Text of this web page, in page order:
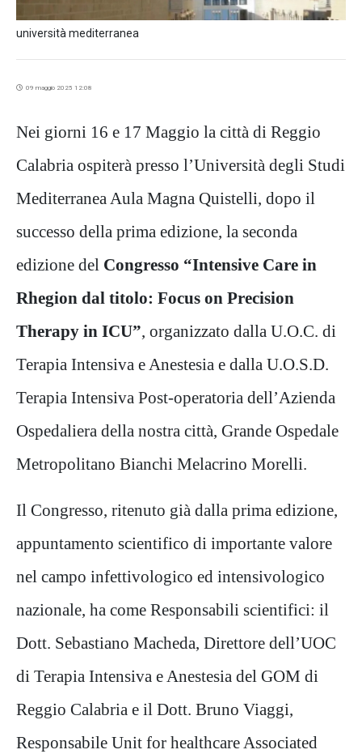
università mediterranea
09 maggio 2025 12:08
Nei giorni 16 e 17 Maggio la città di Reggio
Calabria ospiterà presso l’Università degli Studi
Mediterranea Aula Magna Quistelli, dopo il
successo della prima edizione, la seconda
edizione del Congresso “Intensive Care in
Rhegion dal titolo: Focus on Precision
Therapy in ICU”, organizzato dalla U.O.C. di
Terapia Intensiva e Anestesia e dalla U.O.S.D.
Terapia Intensiva Post-operatoria dell’Azienda
Ospedaliera della nostra città, Grande Ospedale
Metropolitano Bianchi Melacrino Morelli.
Il Congresso, ritenuto già dalla prima edizione,
appuntamento scientifico di importante valore
nel campo infettivologico ed intensivologico
nazionale, ha come Responsabili scientifici: il
Dott. Sebastiano Macheda, Direttore dell’UOC
di Terapia Intensiva e Anestesia del GOM di
Reggio Calabria e il Dott. Bruno Viaggi,
Responsabile Unit for healthcare Associated